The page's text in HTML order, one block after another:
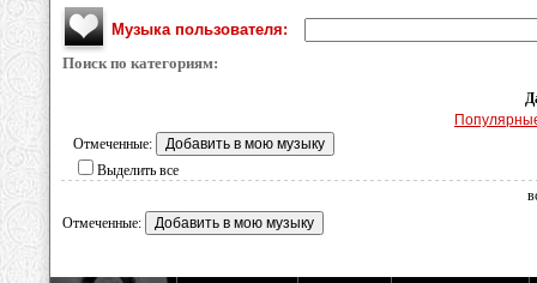
Музыка пользователя:
Поиск по категориям:
Отмеченные:
Выделить все
Отмеченные: